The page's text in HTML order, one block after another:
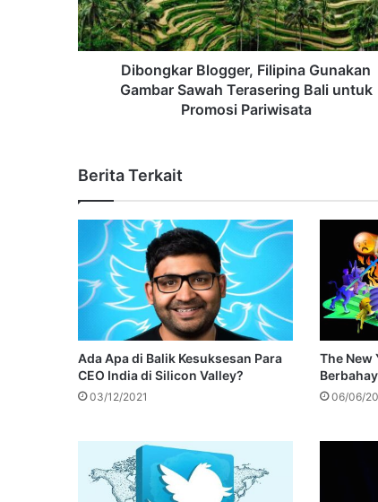
Dibongkar Blogger, Filipina Gunakan
Gambar Sawah Terasering Bali untuk
Promosi Pariwisata
Berita Terkait
Ada Apa di Balik Kesuksesan Para
CEO India di Silicon Valley?
03/12/2021
The New
06/06/